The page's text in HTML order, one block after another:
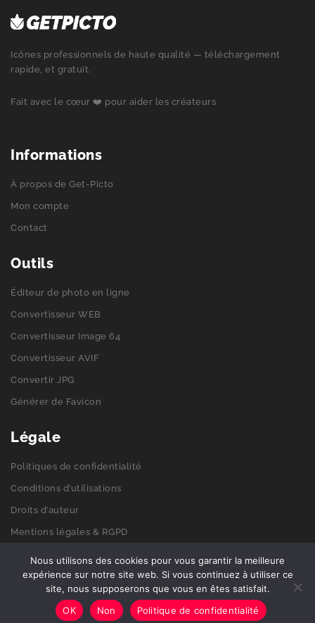
Icônes professionnels de haute qualité — téléchargement
rapide, et gratuit.
Fait avec le cœur ❤️ pour aider les créateurs
Informations
À propos de Get-Picto
Mon compte
Contact
Outils
Éditeur de photo en ligne
Convertisseur WEB
Convertisseur Image 64
Convertisseur AVIF
Convertir JPG
Générer de Favicon
Légale
Politiques de confidentialité
Conditions d’utilisations
Droits d’auteur
Mentions légales & RGPD
© 2026 Get-picto. Tous droits réservés.
Nous utilisons des cookies pour vous garantir la meilleure
expérience sur notre site web. Si vous continuez à utiliser ce
site, nous supposerons que vous en êtes satisfait.
OK
Non Politique de confidentialité